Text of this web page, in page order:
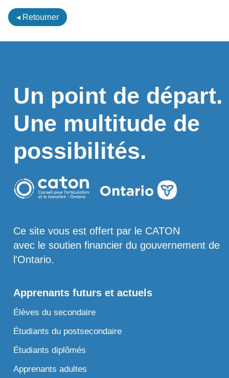
◂ Retourner
Un point de départ.
Une multitude de
possibilités.
Ce site vous est offert par le CATON
avec le soutien financier du gouvernement de
l'Ontario.
Apprenants futurs et actuels
Élèves du secondaire
Étudiants du postsecondaire
Étudiants diplômés
Apprenants adultes